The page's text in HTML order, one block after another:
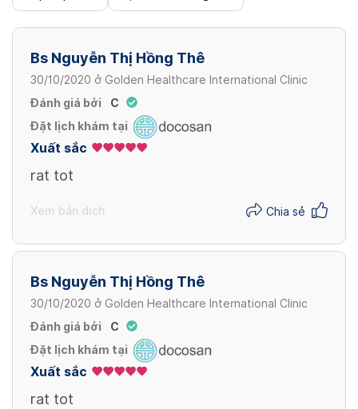
Phẫu thuật vá da diện tích <5cm2 / Skin
patch surgery <5cm2
2,000,000 VND
TrisureCarrier
2,500,000 VND
Bs Nguyễn Thị Hồng Thê
30/10/2020 ở Golden Healthcare International Clinic
Đánh giá bởi
C
Đặt lịch khám tại
Xuất sắc
rat tot
Xem bản dịch Chia sẻ
Bs Nguyễn Thị Hồng Thê
30/10/2020 ở Golden Healthcare International Clinic
Đánh giá bởi
C
Đặt lịch khám tại
Xuất sắc
rat tot